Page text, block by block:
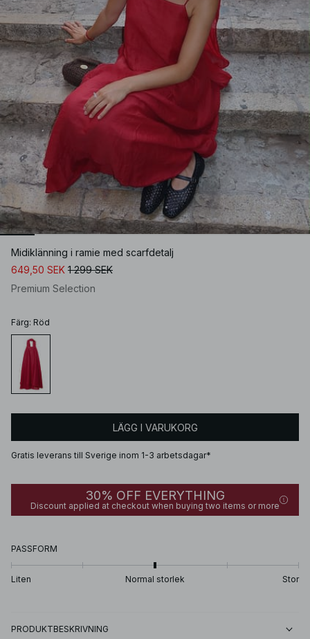
Midiklänning i ramie med scarfdetalj
649,50 SEK 1 299 SEK
Premium Selection
Färg: Röd
LÄGG I VARUKORG
Gratis leverans till Sverige inom 1-3 arbetsdagar*
30% OFF EVERYTHING
Discount applied at checkout when buying two items or more
PASSFORM
Liten Normal storlek Stor
PRODUKTBESKRIVNING